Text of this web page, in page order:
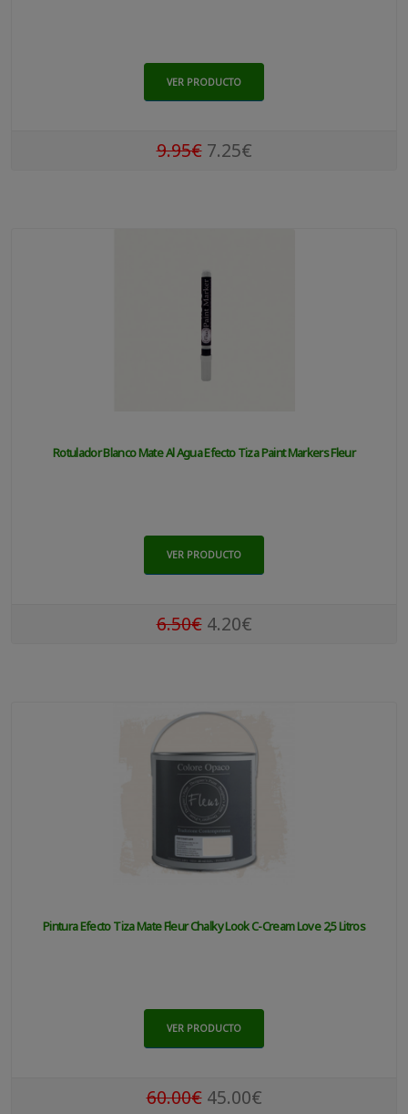
VER PRODUCTO
9.95€7.25€
Rotulador Blanco Mate Al Agua Efecto Tiza Paint Markers Fleur
VER PRODUCTO
6.50€4.20€
Pintura Efecto Tiza Mate Fleur Chalky Look C-Cream Love 2,5 Litros
VER PRODUCTO
60.00€45.00€